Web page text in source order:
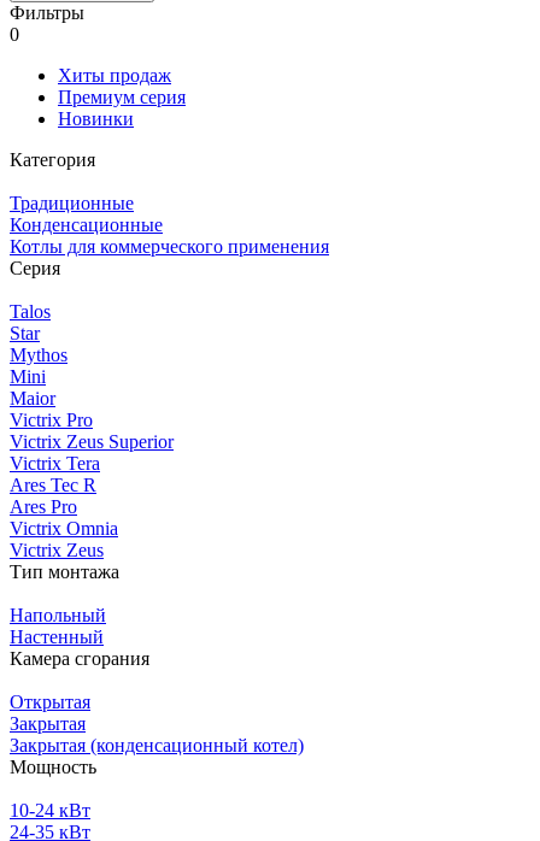
Фильтры
0
Хиты продаж
Премиум серия
Новинки
Категория
Традиционные
Конденсационные
Котлы для коммерческого применения
Серия
Talos
Star
Mythos
Mini
Maior
Victrix Pro
Victrix Zeus Superior
Victrix Tera
Ares Tec R
Ares Pro
Victrix Omnia
Victrix Zeus
Тип монтажа
Напольный
Настенный
Камера сгорания
Открытая
Закрытая
Закрытая (конденсационный котел)
Мощность
10-24 кВт
24-35 кВт